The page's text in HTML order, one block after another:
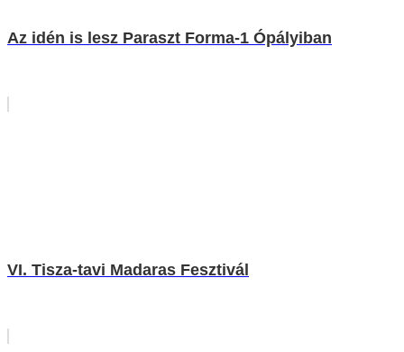
Az idén is lesz Paraszt Forma-1 Ópályiban
VI. Tisza-tavi Madaras Fesztivál